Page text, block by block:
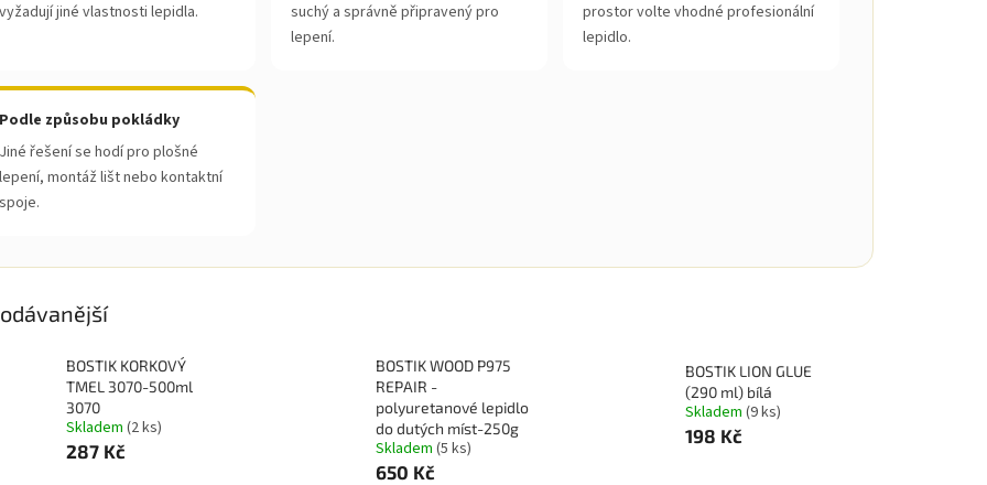
vyžadují jiné vlastnosti lepidla.
suchý a správně připravený pro
lepení.
prostor volte vhodné profesionální
lepidlo.
Podle způsobu pokládky
Jiné řešení se hodí pro plošné
lepení, montáž lišt nebo kontaktní
spoje.
BOSTIK KORKOVÝ
TMEL 3070-500ml
3070
Skladem (2 ks)
287 Kč
BOSTIK WOOD P975
REPAIR -
polyuretanové lepidlo
do dutých míst-250g
Skladem (5 ks)
650 Kč
BOSTIK LION GLUE
(290 ml) bílá
Skladem (9 ks)
198 Kč